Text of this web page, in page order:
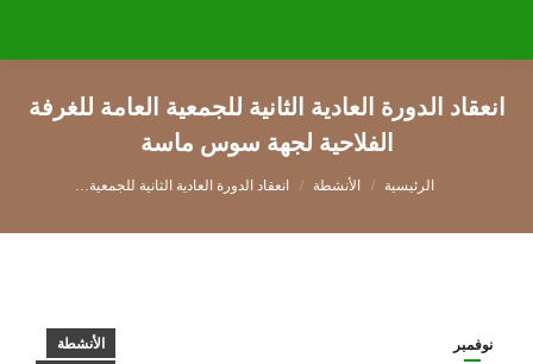
انعقاد الدورة العادية الثانية للجمعية العامة للغرفة
الفلاحية لجهة سوس ماسة
You are here: الأنشطة انعقاد الدورة العادية الثانية للجمعية…
نوفمبر
الأنشطة